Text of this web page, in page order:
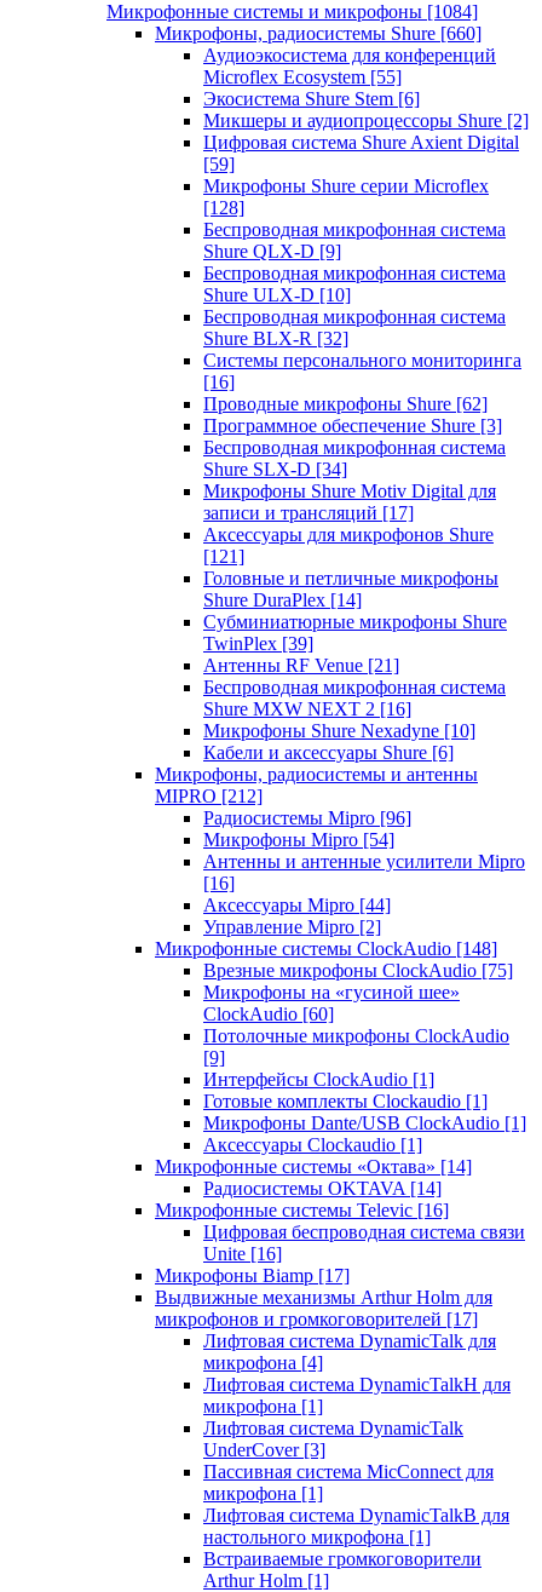
Микрофонные системы и микрофоны [1084]
Микрофоны, радиосистемы Shure [660]
Аудиоэкосистема для конференций
Microflex Ecosystem [55]
Экосистема Shure Stem [6]
Микшеры и аудиопроцессоры Shure [2]
Цифровая система Shure Axient Digital
[59]
Микрофоны Shure серии Microflex
[128]
Беспроводная микрофонная система
Shure QLX-D [9]
Беспроводная микрофонная система
Shure ULX-D [10]
Беспроводная микрофонная система
Shure BLX-R [32]
Системы персонального мониторинга
[16]
Проводные микрофоны Shure [62]
Программное обеспечение Shure [3]
Беспроводная микрофонная система
Shure SLX-D [34]
Микрофоны Shure Motiv Digital для
записи и трансляций [17]
Аксессуары для микрофонов Shure
[121]
Головные и петличные микрофоны
Shure DuraPlex [14]
Субминиатюрные микрофоны Shure
TwinPlex [39]
Антенны RF Venue [21]
Беспроводная микрофонная система
Shure MXW NEXT 2 [16]
Микрофоны Shure Nexadyne [10]
Кабели и аксессуары Shure [6]
Микрофоны, радиосистемы и антенны
MIPRO [212]
Радиосистемы Mipro [96]
Микрофоны Mipro [54]
Антенны и антенные усилители Mipro
[16]
Аксессуары Mipro [44]
Управление Mipro [2]
Микрофонные системы ClockAudio [148]
Врезные микрофоны ClockAudio [75]
Микрофоны на «гусиной шее»
ClockAudio [60]
Потолочные микрофоны ClockAudio
[9]
Интерфейсы ClockAudio [1]
Готовые комплекты Clockaudio [1]
Микрофоны Dante/USB ClockAudio [1]
Аксессуары Clockaudio [1]
Микрофонные системы «Октава» [14]
Радиосистемы OKTAVA [14]
Микрофонные системы Televic [16]
Цифровая беспроводная система связи
Unite [16]
Микрофоны Biamp [17]
Выдвижные механизмы Arthur Holm для
микрофонов и громкоговорителей [17]
Лифтовая система DynamicTalk для
микрофона [4]
Лифтовая система DynamicTalkH для
микрофона [1]
Лифтовая система DynamicTalk
UnderCover [3]
Пассивная система MicConnect для
микрофона [1]
Лифтовая система DynamicTalkB для
настольного микрофона [1]
Встраиваемые громкоговорители
Arthur Holm [1]